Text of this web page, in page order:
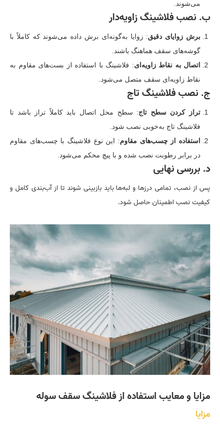
می‌شوند.
ب. نصب فلاشینگ زاویه‌دار
برش زوایای دقیق: زوایا به‌گونه‌ای برش داده می‌شوند که کاملاً با
گوشه‌های سقف هماهنگ باشند.
اتصال به نقاط زاویه‌ای: فلاشینگ با استفاده از بست‌های مقاوم به
نقاط زاویه‌ای سقف متصل می‌شود.
ج. نصب فلاشینگ تاج
تراز کردن سطح تاج: سطح محل اتصال باید کاملاً تراز باشد تا
فلاشینگ تاج به‌خوبی نصب شود.
استفاده از چسب‌های مقاوم: این نوع فلاشینگ با چسب‌های مقاوم
در برابر رطوبت نصب شده و با پیچ محکم می‌شود.
د. بررسی نهایی
پس از نصب، تمامی درزها و لبه‌ها باید بازبینی شوند تا از آب‌بندی کامل و
کیفیت نصب اطمینان حاصل شود.
مزایا و معایب استفاده از فلاشینگ سقف سوله
مزایا